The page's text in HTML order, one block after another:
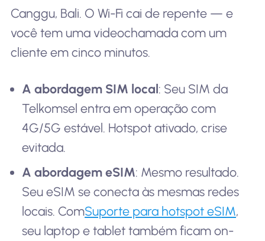
Canggu, Bali. O Wi-Fi cai de repente — e
você tem uma videochamada com um
cliente em cinco minutos.
A abordagem SIM local: Seu SIM da
Telkomsel entra em operação com
4G/5G estável. Hotspot ativado, crise
evitada.
A abordagem eSIM: Mesmo resultado.
Seu eSIM se conecta às mesmas redes
locais. ComSuporte para hotspot eSIM,
seu laptop e tablet também ficam on-